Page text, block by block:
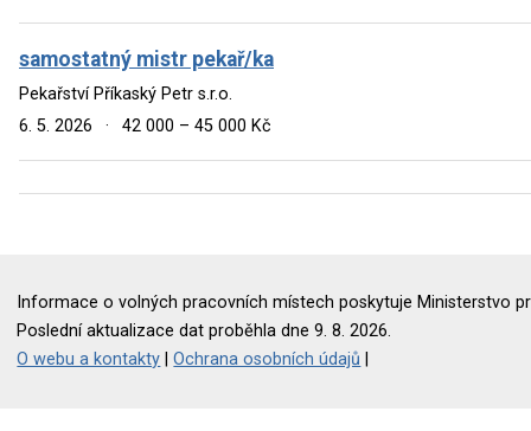
samostatný mistr pekař/ka
Pekařství Příkaský Petr s.r.o.
6. 5. 2026
· 42 000 – 45 000 Kč
Informace o volných pracovních místech poskytuje Ministerstvo
Poslední aktualizace dat proběhla dne 9. 8. 2026.
O webu a kontakty |Ochrana osobních údajů